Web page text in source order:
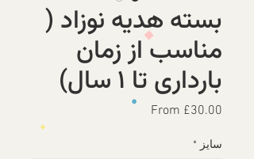
بسته هدیه نوزاد (
مناسب از زمان
بارداری تا ۱ سال)
From £30.00
Sale
سایز *